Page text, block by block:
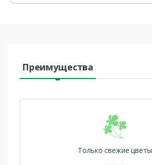
Преимущества
Только свежие цветы